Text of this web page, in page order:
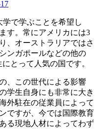
で学ぶことを希望し
す。常にアメリカには3
、オーストラリアではさ
ンガポールなどの他の
とって人気の国です。
、この世代による影響
学生自身にも非常に大き
外駐在の従業員によって
ですが、今では国際教育
る現地人材によってわず